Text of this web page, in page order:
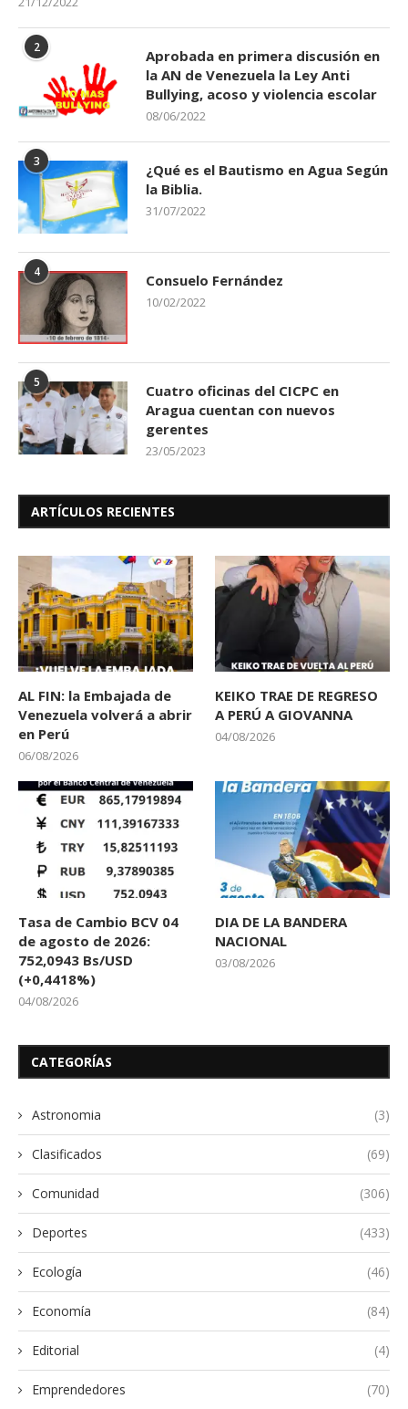
2
Aprobada en primera discusión en
la AN de Venezuela la Ley Anti
Bullying, acoso y violencia escolar
08/06/2022
3
¿Qué es el Bautismo en Agua Según
la Biblia.
31/07/2022
4 Consuelo Fernández
10/02/2022
5
Cuatro oficinas del CICPC en
Aragua cuentan con nuevos
gerentes
23/05/2023
ARTÍCULOS RECIENTES
AL FIN: la Embajada de
Venezuela volverá a abrir
en Perú
06/08/2026
KEIKO TRAE DE REGRESO
A PERÚ A GIOVANNA
04/08/2026
Tasa de Cambio BCV 04
de agosto de 2026:
752,0943 Bs/USD
(+0,4418%)
04/08/2026
DIA DE LA BANDERA
NACIONAL
03/08/2026
CATEGORÍAS
Astronomia (3)
Clasificados (69)
Comunidad (306)
Deportes (433)
Ecología (46)
Economía (84)
Editorial (4)
Emprendedores (70)